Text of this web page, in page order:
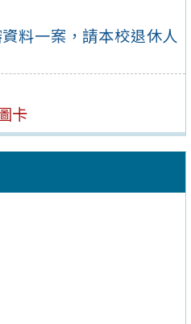
料一案，請本校退休⼈
卡